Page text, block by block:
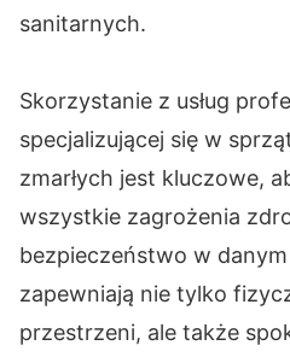
sanitarnych.
Skorzystanie z usług
specjalizującej się w
zmarłych jest kluczowe,
wszystkie zagrożenia
bezpieczeństwo w danym
zapewniają nie tylko
przestrzeni, ale także